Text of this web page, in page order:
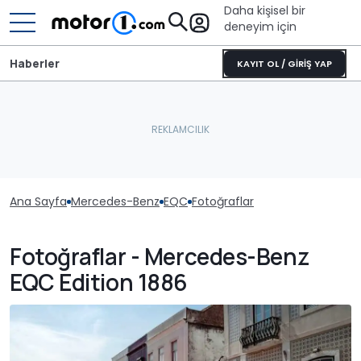
Daha kişisel bir
deneyim için
KAYIT OL / GİRİŞ YAP
Haberler
Ana Sayfa Mercedes-Benz EQC Fotoğraflar
Fotoğraflar - Mercedes-Benz
EQC Edition 1886